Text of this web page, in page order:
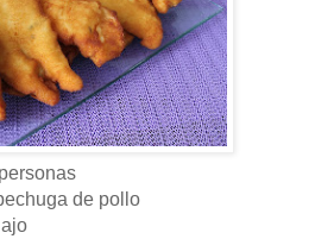
de pollo